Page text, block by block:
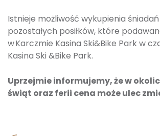
Istnieje możliwość wykupienia
pozostałych posiłków, które
w Karczmie Kasina Ski&Bike Park w
Kasina Ski &Bike Park.
Uprzejmie informujemy, że w
świąt oraz ferii cena może ulec